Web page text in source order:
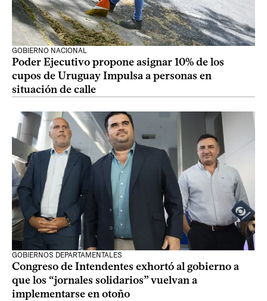
GOBIERNO NACIONAL
Poder Ejecutivo propone asignar 10% de los
cupos de Uruguay Impulsa a personas en
situación de calle
GOBIERNOS DEPARTAMENTALES
Congreso de Intendentes exhortó al gobierno a
que los “jornales solidarios” vuelvan a
implementarse en otoño